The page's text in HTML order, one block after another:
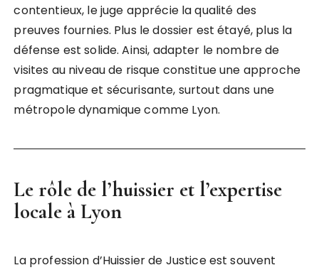
contentieux, le juge apprécie la qualité des
preuves fournies. Plus le dossier est étayé, plus la
défense est solide. Ainsi, adapter le nombre de
visites au niveau de risque constitue une approche
pragmatique et sécurisante, surtout dans une
métropole dynamique comme Lyon.
Le rôle de l’huissier et l’expertise
locale à Lyon
La profession d’Huissier de Justice est souvent